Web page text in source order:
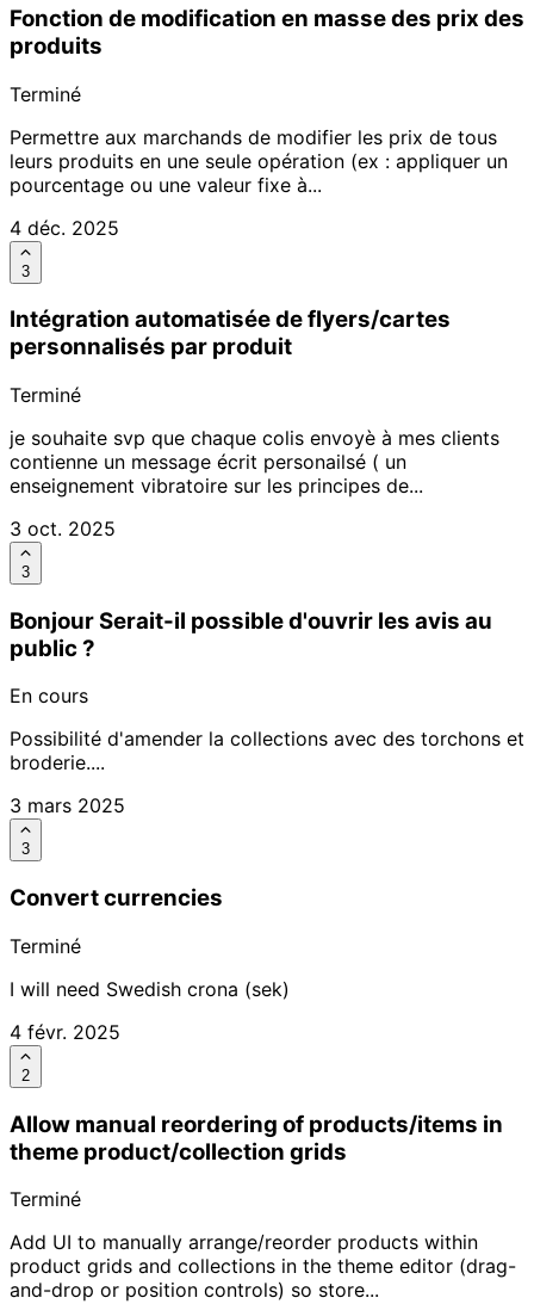
Fonction de modification en masse des prix des
produits
Terminé
Permettre aux marchands de modifier les prix de tous
leurs produits en une seule opération (ex : appliquer un
pourcentage ou une valeur fixe à...
4 déc. 2025
3
Intégration automatisée de flyers/cartes
personnalisés par produit
Terminé
je souhaite svp que chaque colis envoyè à mes clients
contienne un message écrit personailsé ( un
enseignement vibratoire sur les principes de...
3 oct. 2025
3
Bonjour Serait-il possible d'ouvrir les avis au
public ?
En cours
Possibilité d'amender la collections avec des torchons et
broderie....
3 mars 2025
3
Convert currencies
Terminé
I will need Swedish crona (sek)
4 févr. 2025
2
Allow manual reordering of products/items in
theme product/collection grids
Terminé
Add UI to manually arrange/reorder products within
product grids and collections in the theme editor (drag-
and-drop or position controls) so store...